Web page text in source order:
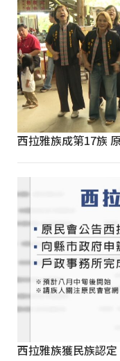
西拉雅族成第17族
西拉雅族獲民族認